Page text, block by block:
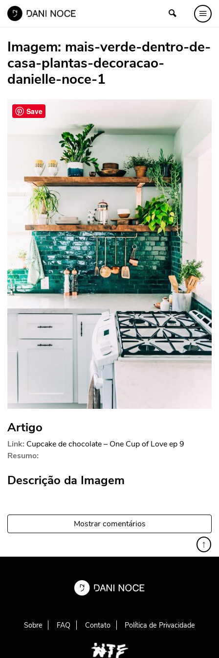
Imagem: mais-verde-dentro-de-
casa-plantas-decoracao-
danielle-noce-1
Artigo
Link: Cupcake de chocolate – One Cup of Love ep 9
Resumo:
Descrição da Imagem
Mostrar comentários
↑
Sobre FAQ Contato Política de Privacidade
Save